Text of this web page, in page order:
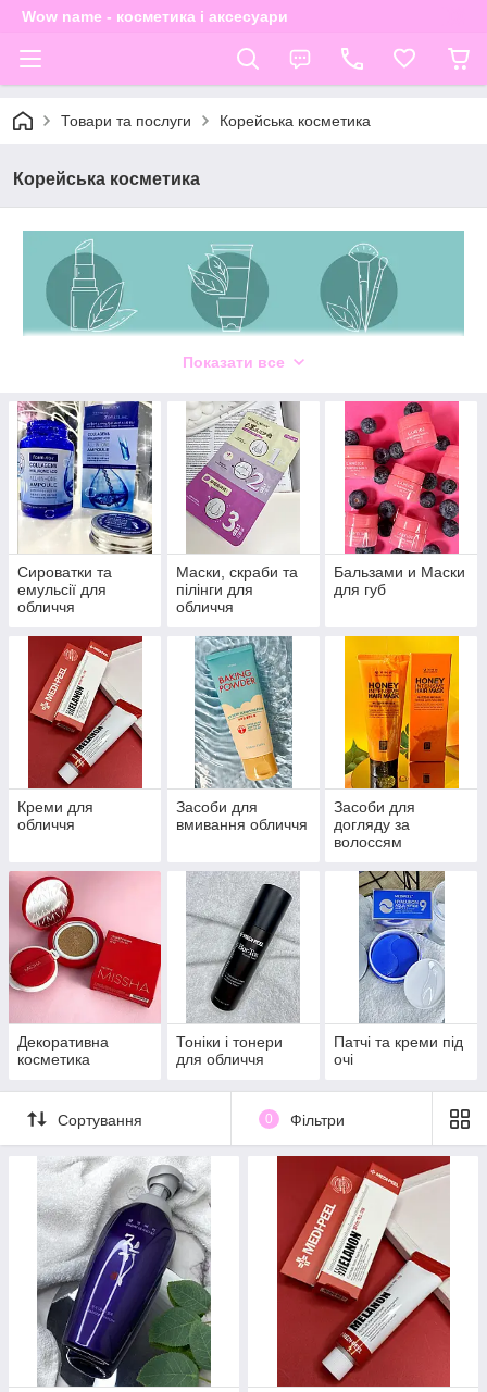
Wow name - косметика і аксесуари
Товари та послуги Корейська косметика
Корейська косметика
Корейська косметика – це гармонія інновацій та
традицій, що пропонує комплексний догляд за шкірою
обличчя та тіла, натхненний мудрістю східної культури.
Корейська косметика славиться своїми інноваційними
формулами, що включають натуральні компоненти, такі
як екстракт чайного дерева, прополіс і центелла
азіатська, які забезпечують глибоке харчування,
інтенсивне зволоження і відновлення шкіри на
клітинному рівні.
В асортименті цієї категорії представлені продукти для
тонери та есенції для зволоження та відновлення
балансу, маски для обличчя, що пропонують миттєве
перетворення, та зволожуючі креми, створені для
підтримки шкіри в ідеальному стані.
Показати все
Сироватки та
емульсії для
обличчя
Маски, скраби та
пілінги для
обличчя
Бальзами и Маски
для губ
Креми для
обличчя
Засоби для
вмивання обличчя
Засоби для
догляду за
волоссям
Декоративна
косметика
Тоніки і тонери
для обличчя
Патчі та креми під
очі
Сортування 0 Фільтри